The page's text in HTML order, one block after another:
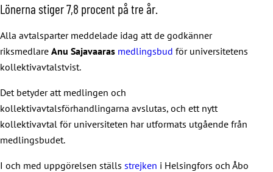
Lönerna stiger 7,8 procent på tre år.
Alla avtalsparter meddelade idag att de godkänner
riksmedlare Anu Sajavaaras medlingsbud för universitetens
kollektivavtalstvist.
Det betyder att medlingen och
kollektivavtalsförhandlingarna avslutas, och ett nytt
kollektivavtal för universiteten har utformats utgående från
medlingsbudet.
I och med uppgörelsen ställs strejken i Helsingfors och Åbo